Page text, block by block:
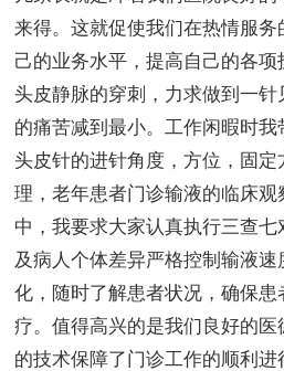
来得。这就促使我们在热情服
己的业务水平，提高自己的各
头皮静脉的穿刺，力求做到一
的痛苦减到最小。工作闲暇时
头皮针的进针角度，方位，固
理，老年患者门诊输液的临床
中，我要求大家认真执行三查
及病人个体差异严格控制输液
化，随时了解患者状况，确保
疗。值得高兴的是我们良好的
的技术保障了门诊工作的顺利